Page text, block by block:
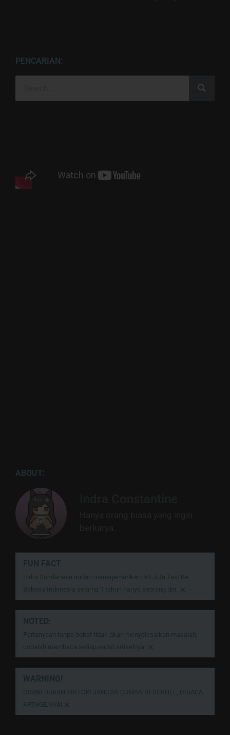
PENCARIAN:
ABOUT:
FUN FACT
Indra Sundanese sudah menerjemahkan: 59 Juta Text Ke
Bahasa Indonesia selama 1 tahun hanya seorang diri.
×
NOTED:
Pertanyaan tanpa bobot tidak akan menyelesaikan masalah,
cobalah membaca setiap sudut artikelnya!
×
WARNING!
DISINI BUKAN TIKTOK! JANGAN CUMAN DI SCROLL, DIBACA
ARTIKELNYA!
×